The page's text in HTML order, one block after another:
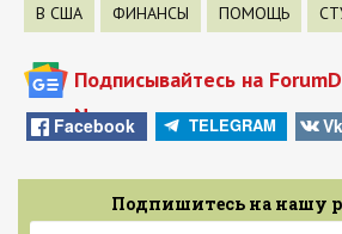
В США ФИНАНСЫ ПОМОЩЬ
Подписывайтесь на
News
Facebook TELEGRAM
Подпишитесь на нашу